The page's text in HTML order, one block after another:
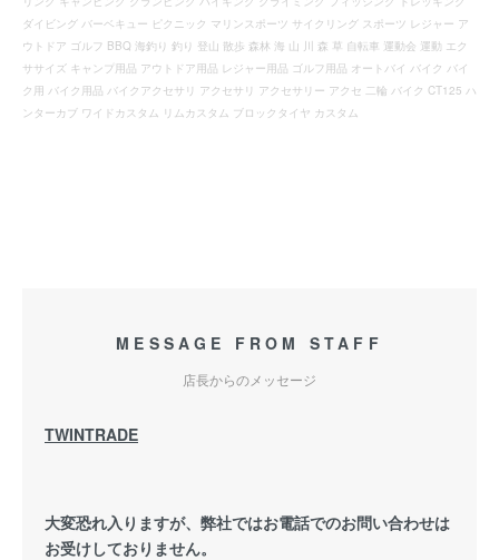
ダイビング バーベキュー ピクニック マリンスポーツ サイクリング スポーツ レジャー ア
ウトドア ゴルフ BBQ 海釣り 釣り 登山 散歩 森林 海 山 川 森 草 自転車 運動会 運動 エク
ササイズ キャンプ用品 アウトドア用品 レジャー用品 ゴルフ用品 オートバイ バイク バイ
ク用 バイク用品 バイクアクセサリ アクセサリ アクセサリー アクセ 二輪 バイク CT125 ハ
ンターカブ ワイドカスタム リムカスタム ブロックタイヤ カスタム
MESSAGE FROM STAFF
店長からのメッセージ
TWINTRADE
大変恐れ入りますが、弊社ではお電話でのお問い合わせは
お受けしておりません。